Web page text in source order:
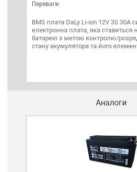
Переваги:
BMS плата DaLy Li-ion 12V 3S 30A
електронна плата, яка ставиться
батарею з метою контролю/
стану акумулятора та його
Аналоги